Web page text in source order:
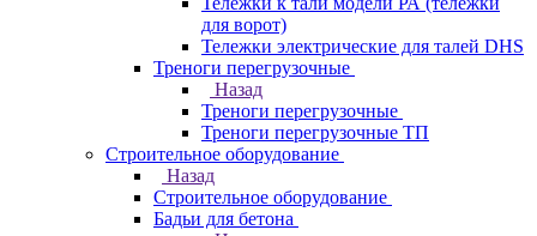
для ворот)
Тележки электрические для талей DHS
Треноги перегрузочные
Назад
Треноги перегрузочные
Треноги перегрузочные ТП
Строительное оборудование
Назад
Строительное оборудование
Бадьи для бетона